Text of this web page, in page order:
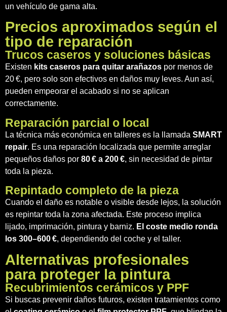
un vehículo de gama alta.
Precios aproximados según el
tipo de reparación
Trucos caseros y soluciones básicas
Existen kits caseros para quitar arañazos por menos de
20 €, pero solo son efectivos en daños muy leves. Aun así,
pueden empeorar el acabado si no se aplican
correctamente.
Reparación parcial o local
La técnica más económica en talleres es la llamada SMART
repair. Es una reparación localizada que permite arreglar
pequeños daños por 80 € a 200 €, sin necesidad de pintar
toda la pieza.
Repintado completo de la pieza
Cuando el daño es notable o visible desde lejos, la solución
es repintar toda la zona afectada. Este proceso implica
lijado, imprimación, pintura y barniz. El coste medio ronda
los 300–600 €, dependiendo del coche y el taller.
Alternativas profesionales
para proteger la pintura
Recubrimientos cerámicos y PPF
Si buscas prevenir daños futuros, existen tratamientos como